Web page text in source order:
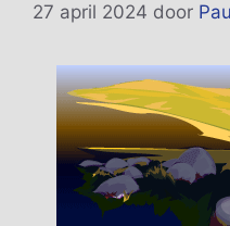
27 april 2024 door